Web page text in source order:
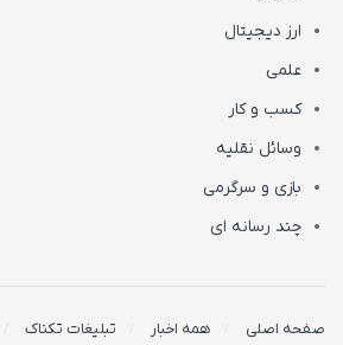
ارز دیجیتال
علمی
کسب و کار
وسائل نقلیه
بازی و سرگرمی
چند رسانه ای
صفحه اصلی همه اخبار تبلیغات تکناک